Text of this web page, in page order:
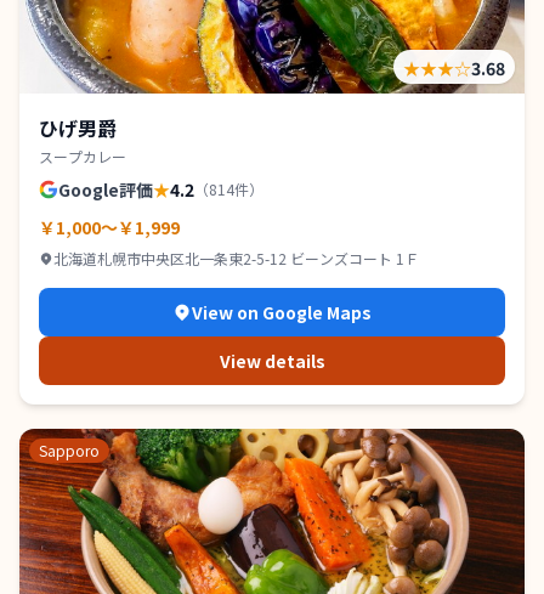
★★★☆3.68
ひげ男爵
スープカレー
Google評価★4.2 （814件）
￥1,000～￥1,999
北海道札幌市中央区北一条東2-5-12 ビーンズコート 1Ｆ
View on Google Maps
View details
Sapporo